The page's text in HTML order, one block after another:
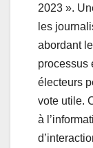
2023 ».
les
abordant
processus
électeurs
vote utile.
à